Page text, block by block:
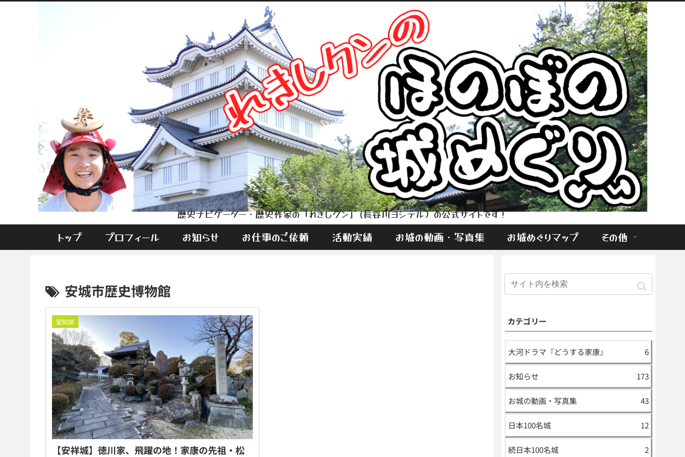
歴史ナビゲーター・歴史作家の「れきしクン」(長谷川ヨシテル）の公式サイトです！
トップ プロフィール お知らせ お仕事のご依頼 活動実績 お城の動画・写真集 お城めぐりマップ その他
安城市歴史博物館
愛知県
【安祥城】徳川家、飛躍の地！家康の先祖・松
カテゴリー
大河ドラマ『どうする家康』 6
お知らせ 173
お城の動画・写真集 43
日本100名城 12
続日本100名城 2